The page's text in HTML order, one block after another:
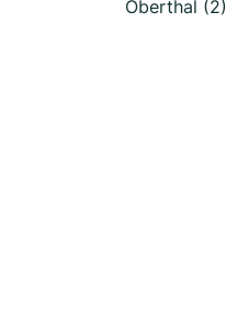
Oberthal (2)